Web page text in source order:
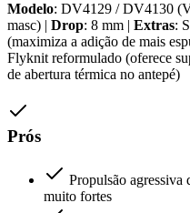
Modelo: DV4129 / DV4130
masc) | Drop: 8 mm | Extras:
(maximiza a adição de mais
Flyknit reformulado (oferece
de abertura térmica no antepé)
Prós
Propulsão agressiva
muito fortes